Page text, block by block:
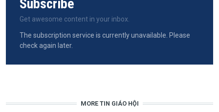
Subscribe
Get awesome content in your inbox.
The subscription service is currently unavailable. Please
check again later.
MORE TIN GIÁO HỘI